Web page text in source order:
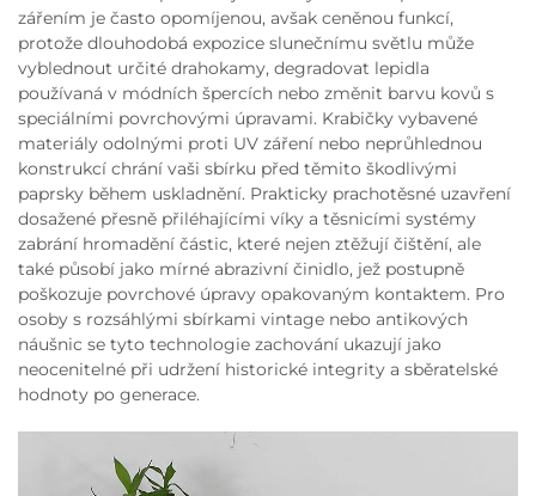
zářením je často opomíjenou, avšak ceněnou funkcí,
protože dlouhodobá expozice slunečnímu světlu může
vyblednout určité drahokamy, degradovat lepidla
používaná v módních špercích nebo změnit barvu kovů s
speciálními povrchovými úpravami. Krabičky vybavené
materiály odolnými proti UV záření nebo neprůhlednou
konstrukcí chrání vaši sbírku před těmito škodlivými
paprsky během uskladnění. Prakticky prachotěsné uzavření
dosažené přesně přiléhajícími víky a těsnicími systémy
zabrání hromadění částic, které nejen ztěžují čištění, ale
také působí jako mírné abrazivní činidlo, jež postupně
poškozuje povrchové úpravy opakovaným kontaktem. Pro
osoby s rozsáhlými sbírkami vintage nebo antikových
náušnic se tyto technologie zachování ukazují jako
neocenitelné při udržení historické integrity a sběratelské
hodnoty po generace.